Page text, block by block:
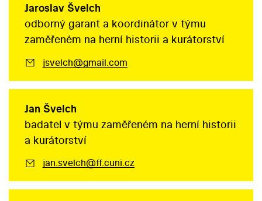
Jaroslav Švelch
odborný garant a koordinátor v týmu
zaměřeném na herní historii a kurátorství
jsvelch@gmail.com
Jan Švelch
badatel v týmu zaměřeném na herní historii
a kurátorství
jan.svelch@ff.cuni.cz